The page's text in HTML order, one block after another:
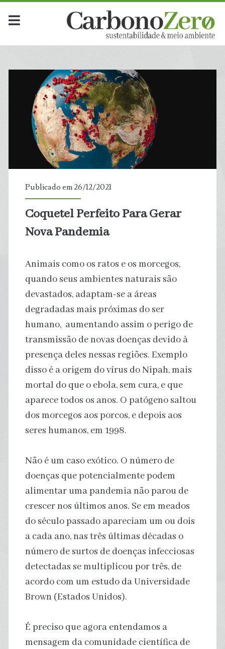
Publicado em 26/12/2021
Coquetel Perfeito Para Gerar
Nova Pandemia
Animais como os ratos e os morcegos,
quando seus ambientes naturais são
devastados, adaptam-se a áreas
degradadas mais próximas do ser
humano, aumentando assim o perigo de
transmissão de novas doenças devido à
presença deles nessas regiões. Exemplo
disso é a origem do vírus do Nipah, mais
mortal do que o ebola, sem cura, e que
aparece todos os anos. O patógeno saltou
dos morcegos aos porcos, e depois aos
seres humanos, em 1998.
Não é um caso exótico. O número de
doenças que potencialmente podem
alimentar uma pandemia não parou de
crescer nos últimos anos. Se em meados
do século passado apareciam um ou dois
a cada ano, nas três últimas décadas o
número de surtos de doenças infecciosas
detectadas se multiplicou por três, de
acordo com um estudo da Universidade
Brown (Estados Unidos).
É preciso que agora entendamos a
mensagem da comunidade científica de